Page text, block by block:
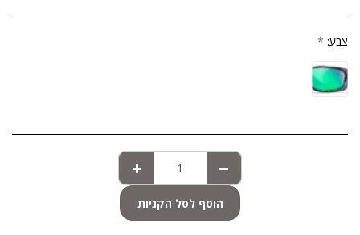
צבע: *
הוסף לסל הקניות